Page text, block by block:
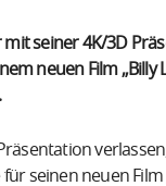
seiner 4K/3D
neuen Film „Billy
seinen neuen Film